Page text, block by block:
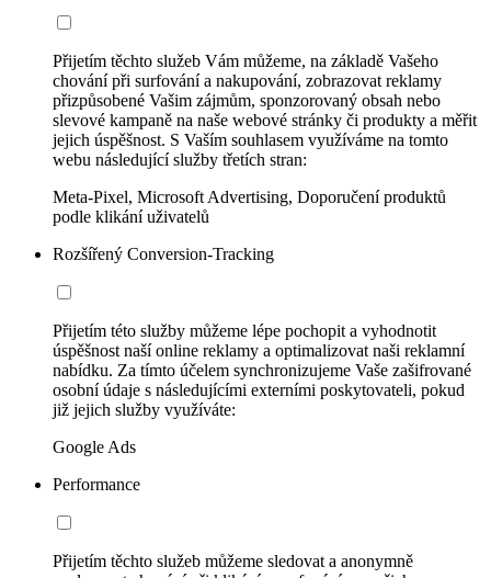
Přijetím těchto služeb Vám můžeme, na základě Vašeho
chování při surfování a nakupování, zobrazovat reklamy
přizpůsobené Vašim zájmům, sponzorovaný obsah nebo
slevové kampaně na naše webové stránky či produkty a měřit
jejich úspěšnost. S Vaším souhlasem využíváme na tomto
webu následující služby třetích stran:
Meta-Pixel, Microsoft Advertising, Doporučení produktů
podle klikání uživatelů
Rozšířený Conversion-Tracking
Přijetím této služby můžeme lépe pochopit a vyhodnotit
úspěšnost naší online reklamy a optimalizovat naši reklamní
nabídku. Za tímto účelem synchronizujeme Vaše zašifrované
osobní údaje s následujícími externími poskytovateli, pokud
již jejich služby využíváte:
Google Ads
Performance
Přijetím těchto služeb můžeme sledovat a anonymně